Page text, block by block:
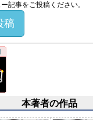
記事をご投稿ください。
稿
本著者の作品